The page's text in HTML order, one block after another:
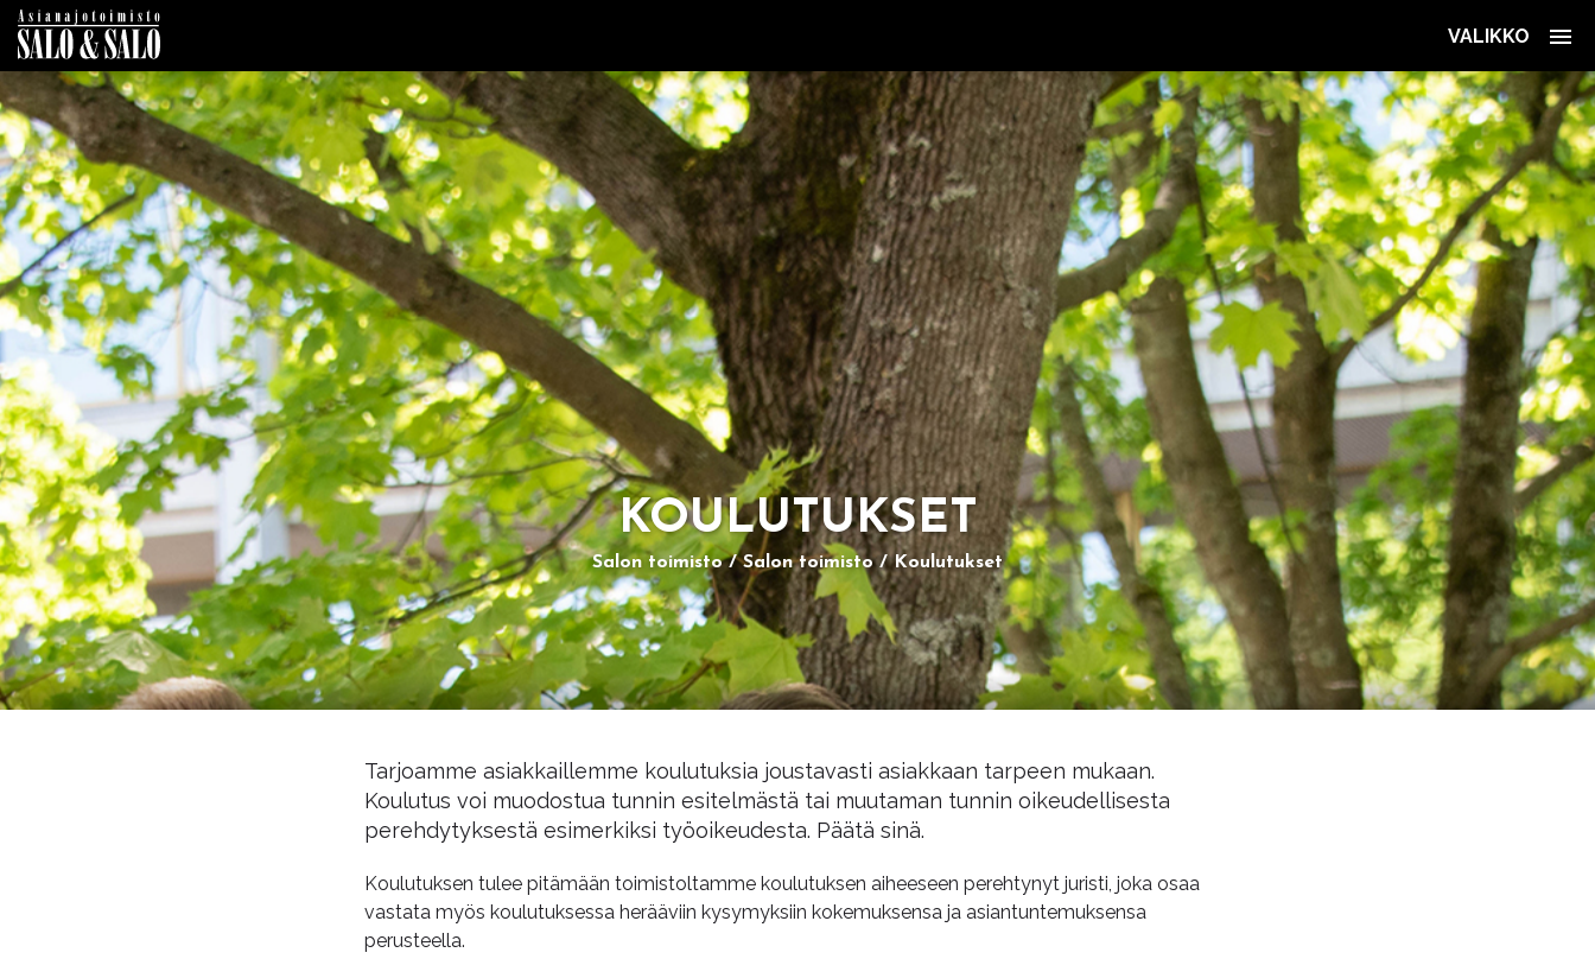
VALIKKO
KOU­LU­TUK­SET
Salon toimisto Salon toimisto Koulutukset
Tarjoamme asiakkaillemme koulutuksia joustavasti asiakkaan tarpeen mukaan.
Koulutus voi muodostua tunnin esitelmästä tai muutaman tunnin oikeudellisesta
perehdytyksestä esimerkiksi työoikeudesta. Päätä sinä.
Koulutuksen tulee pitämään toimistoltamme koulutuksen aiheeseen perehtynyt juristi, joka osaa
vastata myös koulutuksessa herääviin kysymyksiin kokemuksensa ja asiantuntemuksensa
perusteella.